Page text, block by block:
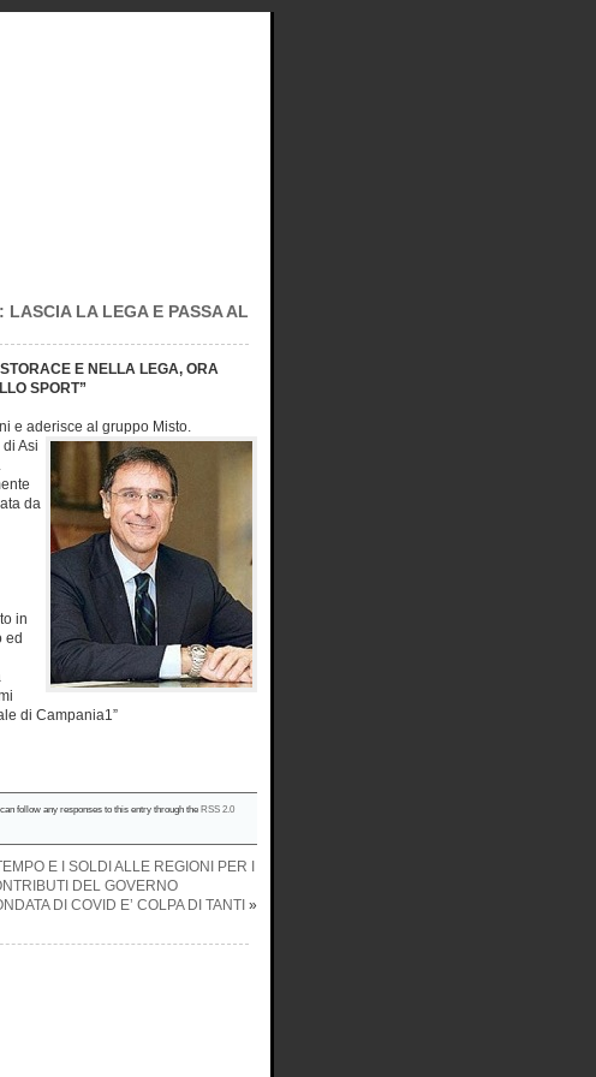
LASCIA LA LEGA E PASSA AL
E NELLA LEGA, ORA
SPORT”
e aderisce al gruppo Misto.
Asi
da
in
ed
di Campania1”
can follow any responses to this entry through the RSS 2.0
E I SOLDI ALLE REGIONI PER I
DEL GOVERNO
DI COVID E’ COLPA DI TANTI »